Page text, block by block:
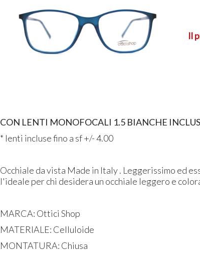
Il
CON LENTI MONOFOCALI 1.5 BIANCHE
* lenti incluse fino a sf +/- 4.00
Occhiale da vista Made in Italy . Leggerissimo ed
l'ideale per chi desidera un occhiale leggero e
MARCA: Ottici Shop
MATERIALE: Celluloide
MONTATURA: Chiusa